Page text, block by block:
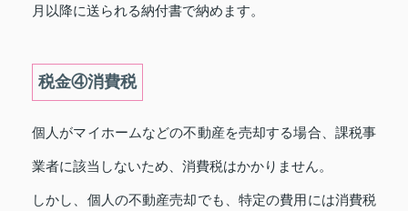
月以降に送られる納付書で納めます。
税金④消費税
個人がマイホームなどの不動産を売却する場合、課税事
業者に該当しないため、消費税はかかりません。
しかし、個人の不動産売却でも、特定の費用には消費税